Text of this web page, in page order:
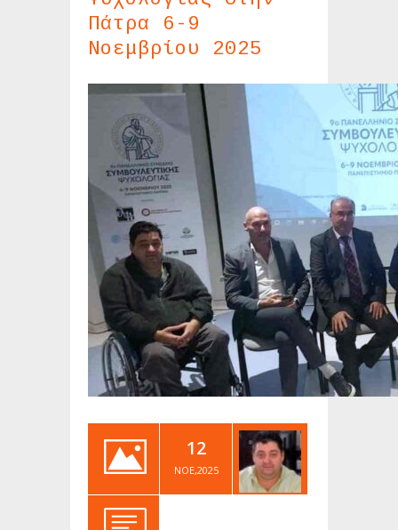
Πάτρα 6-9
Νοεμβρίου 2025
12
ΝΟΈ,2025